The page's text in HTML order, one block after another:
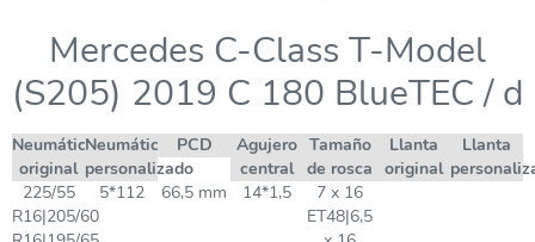
Mercedes C-Class T-Model
(S205) 2019 C 180 BlueTEC / d
Neumático
original
Neumático
personalizado
PCD
Agujero
central
Tamaño
de rosca
Llanta
original
Llanta
225/55
R16|205/60
5*112 66,5 mm 14*1,5
7 x 16
ET48|6,5